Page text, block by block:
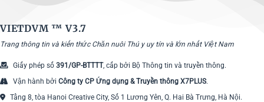
VIETDVM ™V3.7
Trang thông tin và kiến thức Chăn nuôi Thú y uy tín và lớn nhất Việt Nam
Giấy phép số 391/GP-BTTTT, cấp bởi Bộ Thông tin và truyền thông.
Vận hành bởi Công ty CP Ứng dụng & Truyền thông X7PLUS.
Tầng 8, tòa Hanoi Creative City, Số 1 Lương Yên, Q. Hai Bà Trưng, Hà Nội.